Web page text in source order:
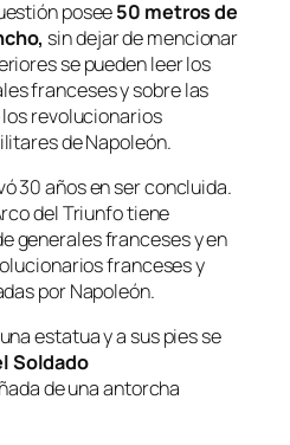
posee50 metros de
sin dejar de mencionar
se pueden leer los
franceses y sobre las
revolucionarios
de Napoleón.
30 años en ser concluida.
del Triunfo tiene
generales franceses y en
franceses y
por Napoleón.
estatua y a sus pies se
Soldado
de una antorcha